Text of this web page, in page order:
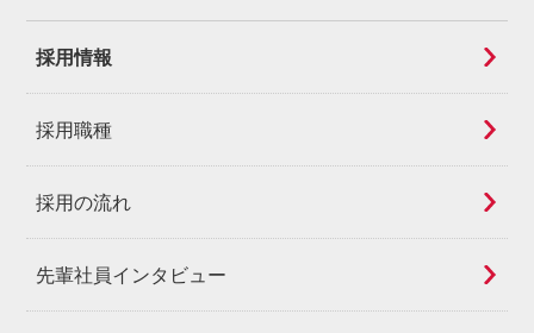
採用情報
採用職種
採用の流れ
先輩社員インタビュー